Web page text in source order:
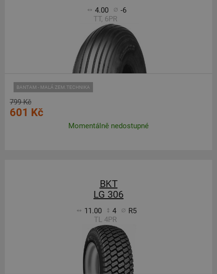
4.00
-6
TT, 6PR
BANTAM - MALÁ ZEM.TECHNIKA
799 Kč
601 Kč
Momentálně nedostupné
BKT
LG 306
11.00 4
R5
TL 4PR